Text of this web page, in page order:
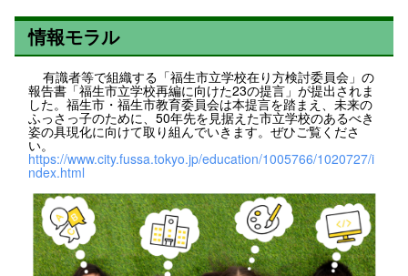
情報モラル
有識者等で組織する「福生市立学校在り方検討委員会」の
報告書「福生市立学校再編に向けた23の提言」が提出されま
した。福生市・福生市教育委員会は本提言を踏まえ、未来の
ふっさっ子のために、50年先を見据えた市立学校のあるべき
姿の具現化に向けて取り組んでいきます。ぜひご覧くださ
い。
https://www.city.fussa.tokyo.jp/education/1005766/1020727/i
ndex.html